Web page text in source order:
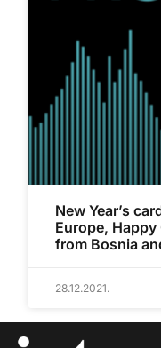
New Year’s
Europe, Happy
from Bosnia
28.12.2021.